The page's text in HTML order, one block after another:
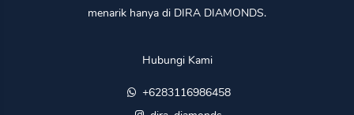
menarik hanya di DIRA DIAMONDS.
Hubungi Kami
+6283116986458